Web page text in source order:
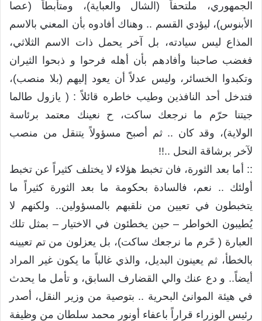
الجمهوري، ملتحفاً (الشال والعباية)، ومتأبطاً (عصا
الأبنوس)، ليؤدي القسم .. وهناك أفادوه بأن المعني بالاسم
المذاع ليس سيادته، بل آخر يحمل ذات الاسم الثلاثي،
فغضب صاحبنا وأفادهم بأن أهله فرحوا و ذبحوا الثيران
وتكبدوا الخسائر، وليس عدلاً أن يعود إليهم (بلا منصب)،
فتدخل أحد النافذين وطيب خاطره قائلاً : ( يازول طالما
جيتنا حرّم ما نرجعك ساكت، ح نعينك معتمد برئاسة
الولاية)، وقد كان .. ثم أصبح مسؤولاً يتنقل من منصب
لآخر برشاقة النحل ..!!
:: أما بعد الثورة، فان تخبط هؤلاء لا يختلف كثيراً عن تخبط
أولئك .. نعم، فالسادة بحكومة ما بعد الثورة كثيراً ما
يتخبطون في تعيين من نلقبهم بالمسؤولين.. ولكنهم لا
يُطيبون الخواطر – حين يخطئون في الاختيار – بمثل تلك
العبارة ( حًرم ما نرجعك ساكت)، بل يعزلون من تم تعيينه
بالخطأ، ثم يعينون البديل، والذي غالباً ما يكون غير المراد
أيضاً.. و دع عنك والي القضارف السابق، و تأمل ما يحدث
في هيئة الموانئ البحرية .. بتوصية من وزير النقل، أصدر
رئيس الوزراء قراراً باعفاء أونور محمد سلطان من وظيفة